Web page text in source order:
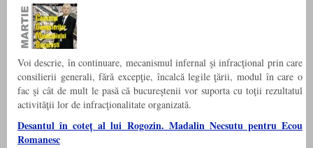
Voi descrie, în continuare, mecanismul infernal şi infracţional prin care
consilierii generali, fără excepţie, încalcă legile ţării, modul în care o
fac şi cât de mult le pasă că bucureştenii vor suporta cu toţii rezultatul
activităţii lor de infracţionalitate organizată.
Desantul în coteț al lui Rogozin. Madalin Necsutu pentru Ecou
Romanesc